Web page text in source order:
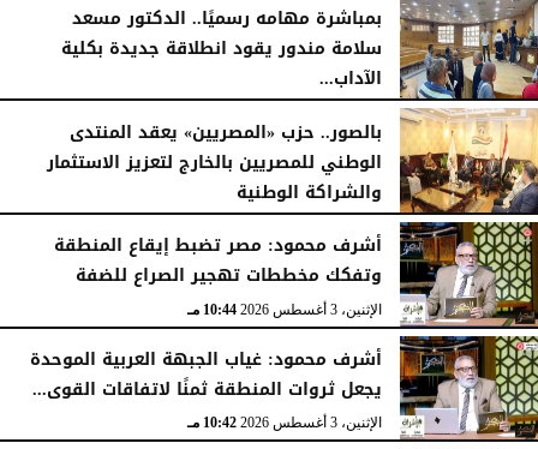
بمباشرة مهامه رسميًا.. الدكتور مسعد
سلامة مندور يقود انطلاقة جديدة بكلية
الآداب...
الأربعاء، 5 أغسطس 2026
بالصور.. حزب «المصريين» يعقد المنتدى
الوطني للمصريين بالخارج لتعزيز الاستثمار
والشراكة الوطنية
الثلاثاء، 4 أغسطس 2026
أشرف محمود: مصر تضبط إيقاع المنطقة
وتفكك مخططات تهجير الصراع للضفة
الإثنين، 3 أغسطس 2026 10:44 مـ
أشرف محمود: غياب الجبهة العربية الموحدة
يجعل ثروات المنطقة ثمنًا لاتفاقات القوى...
الإثنين، 3 أغسطس 2026 10:42 مـ